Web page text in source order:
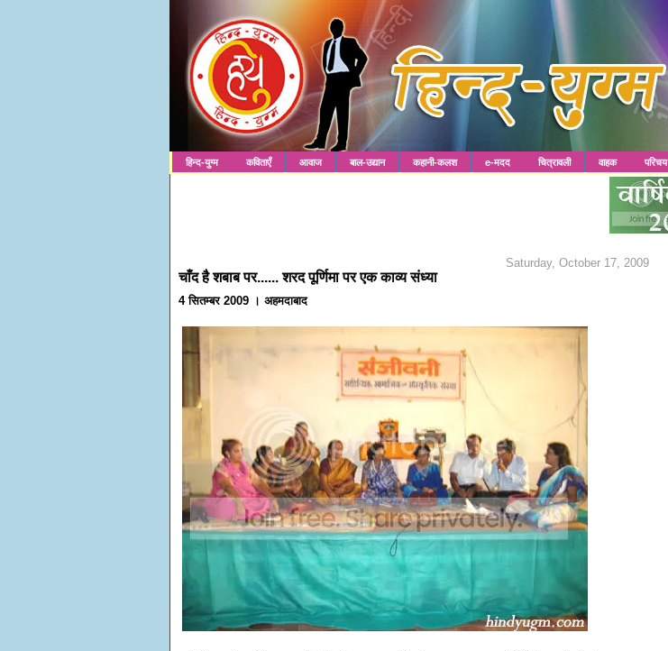
हिन्द-युग्म कविताएँ आवाज बाल-उद्यान कहानी-कलश e-मदद चित्रावली वाहक परिचय
Saturday, October 17, 2009
चाँद है शबाब पर...... शरद पूर्णिमा पर एक काव्य संध्या
4 सितम्बर 2009 । अहमदाबाद